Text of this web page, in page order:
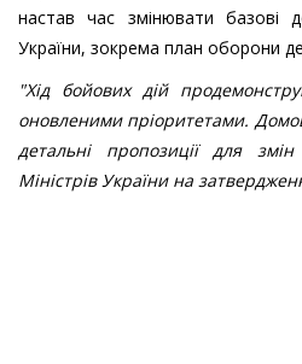
настав час змінювати базові
України, зокрема план оборони
"Хід бойових дій
оновленими пріоритетами.
детальні пропозиції для
Міністрів України на